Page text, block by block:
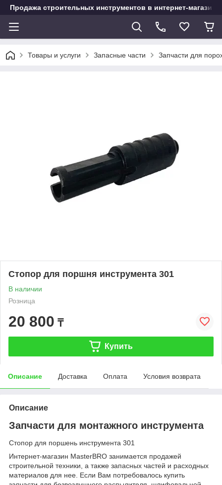
Продажа строительных инструментов в интернет-магазине
Товары и услуги Запасные части Запчасти для
Стопор для поршня инструмента 301
В наличии
Розница
20 800 ₸
Купить
Описание Доставка Оплата Условия возврата
Описание
Запчасти для монтажного инструмента
Стопор для поршень инструмента 301
Интернет-магазин MasterBRO занимается продажей
строительной техники, а также запасных частей и расходных
материалов для нее. Если Вам потребовалось купить